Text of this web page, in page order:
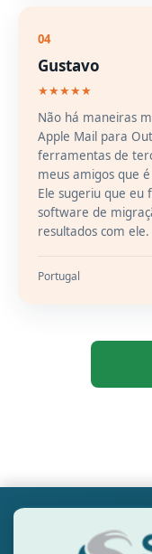
04
Gustavo
★★★★★
Não há maneiras
Apple Mail para
ferramentas de
meus amigos que
Ele sugeriu que eu
software de
resultados com ele.
Portugal